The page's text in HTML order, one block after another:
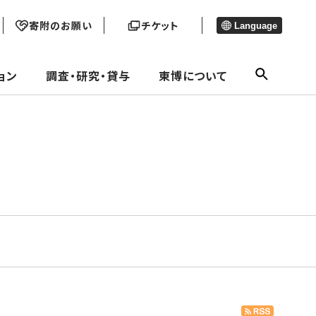
寄附のお願い チケット Language
ン 調査・研究・貸与 東博について